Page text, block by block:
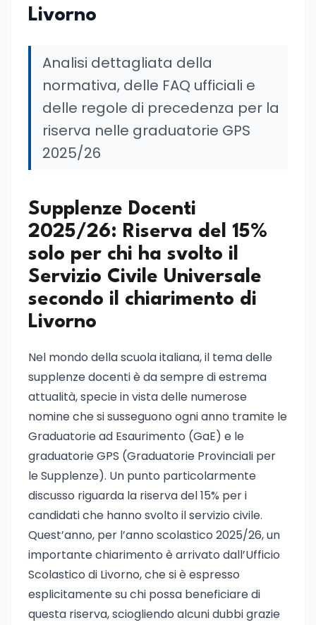
Livorno
Analisi dettagliata della
normativa, delle FAQ ufficiali e
delle regole di precedenza per la
riserva nelle graduatorie GPS
2025/26
Supplenze Docenti
2025/26: Riserva del 15%
solo per chi ha svolto il
Servizio Civile Universale
secondo il chiarimento di
Livorno
Nel mondo della scuola italiana, il tema delle
supplenze docenti è da sempre di estrema
attualità, specie in vista delle numerose
nomine che si susseguono ogni anno tramite le
Graduatorie ad Esaurimento (GaE) e le
graduatorie GPS (Graduatorie Provinciali per
le Supplenze). Un punto particolarmente
discusso riguarda la riserva del 15% per i
candidati che hanno svolto il servizio civile.
Quest’anno, per l’anno scolastico 2025/26, un
importante chiarimento è arrivato dall’Ufficio
Scolastico di Livorno, che si è espresso
esplicitamente su chi possa beneficiare di
questa riserva, sciogliendo alcuni dubbi grazie